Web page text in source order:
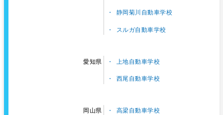
静岡菊川自動車学校
スルガ自動車学校
愛知県 上地自動車学校
西尾自動車学校
岡山県 高梁自動車学校